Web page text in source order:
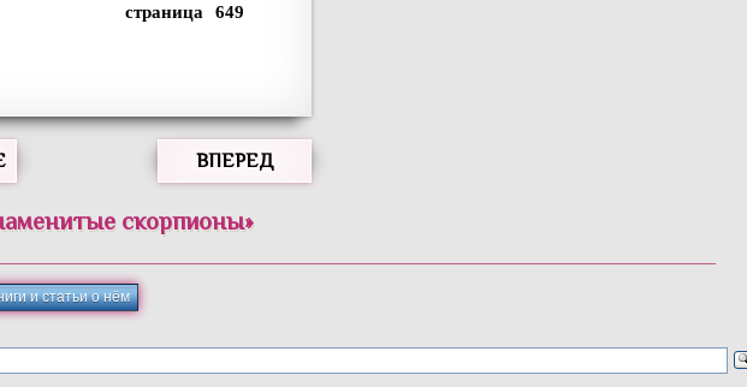
649
ВПЕРЕД
скорпионы»
и статьи о нём